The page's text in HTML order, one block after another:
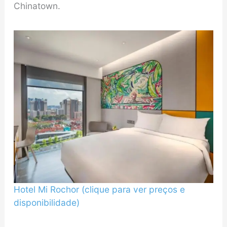
Chinatown.
Hotel Mi Rochor (clique para ver preços e
disponibilidade)